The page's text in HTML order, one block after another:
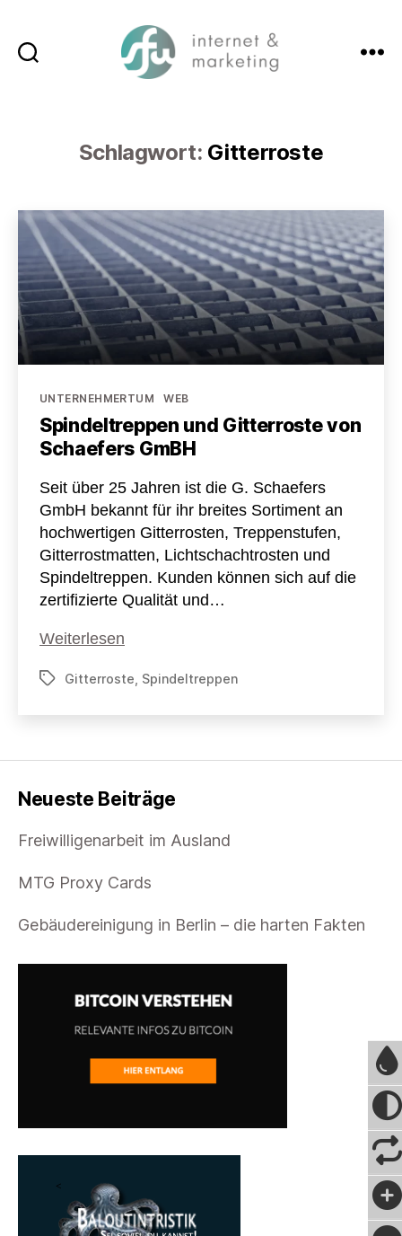
Schlagwort: Gitterroste
Kategorien
UNTERNEHMERTUM WEB
Spindeltreppen und Gitterroste von
Schaefers GmBH
Seit über 25 Jahren ist die G. Schaefers
GmbH bekannt für ihr breites Sortiment an
hochwertigen Gitterrosten, Treppenstufen,
Gitterrostmatten, Lichtschachtrosten und
Spindeltreppen. Kunden können sich auf die
zertifizierte Qualität und…
Weiterlesen
Gitterroste
Schlagwörter
Gitterroste Spindeltreppen
Neueste Beiträge
Freiwilligenarbeit im Ausland
MTG Proxy Cards
Gebäudereinigung in Berlin – die harten Fakten